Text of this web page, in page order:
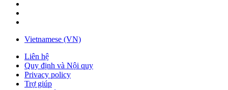
Vietnamese (VN)
Liên hệ
Quy định và Nội quy
Privacy policy
Trợ giúp